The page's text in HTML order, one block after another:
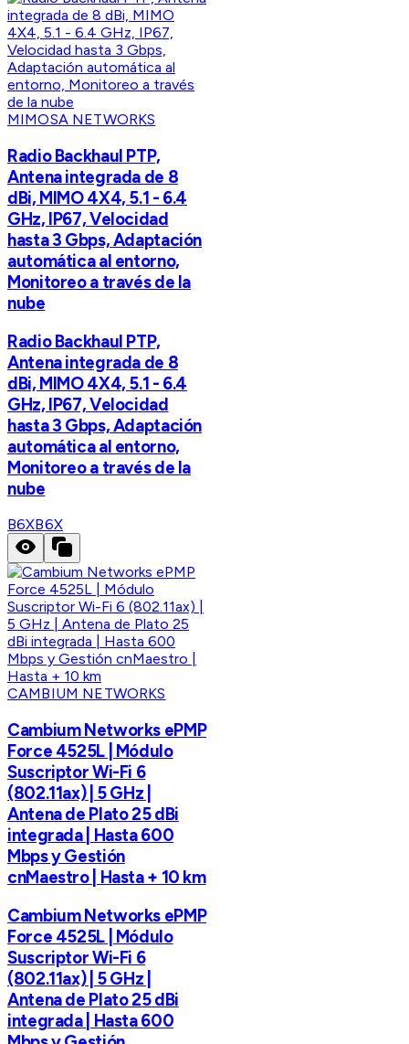
MIMOSA NETWORKS
Radio Backhaul PTP,
Antena integrada de 8
dBi, MIMO 4X4, 5.1 - 6.4
GHz, IP67, Velocidad
hasta 3 Gbps, Adaptación
automática al entorno,
Monitoreo a través de la
nube
Radio Backhaul PTP,
Antena integrada de 8
dBi, MIMO 4X4, 5.1 - 6.4
GHz, IP67, Velocidad
hasta 3 Gbps, Adaptación
automática al entorno,
Monitoreo a través de la
nube
B6XB6X
CAMBIUM NETWORKS
Cambium Networks ePMP
Force 4525L | Módulo
Suscriptor Wi-Fi 6
(802.11ax) | 5 GHz |
Antena de Plato 25 dBi
integrada | Hasta 600
Mbps y Gestión
cnMaestro | Hasta + 10 km
Cambium Networks ePMP
Force 4525L | Módulo
Suscriptor Wi-Fi 6
(802.11ax) | 5 GHz |
Antena de Plato 25 dBi
integrada | Hasta 600